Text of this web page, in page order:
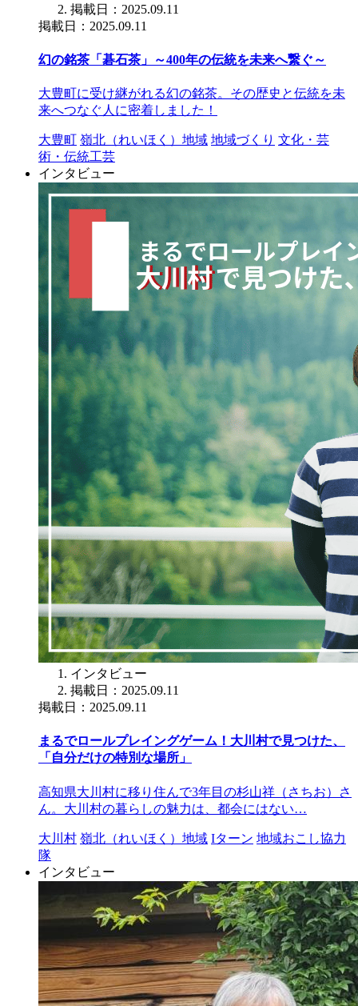
掲載日：2025.09.11
掲載日：2025.09.11
幻の銘茶「碁石茶」～400年の伝統を未来へ繋ぐ～
大豊町に受け継がれる幻の銘茶。その歴史と伝統を未
来へつなぐ人に密着しました！
大豊町 嶺北（れいほく）地域 地域づくり 文化・芸
術・伝統工芸
インタビュー
インタビュー
掲載日：2025.09.11
掲載日：2025.09.11
まるでロールプレイングゲーム！大川村で見つけた、
「自分だけの特別な場所」
高知県大川村に移り住んで3年目の杉山祥（さちお）さ
ん。大川村の暮らしの魅力は、都会にはない…
大川村 嶺北（れいほく）地域 Iターン 地域おこし協力
隊
インタビュー